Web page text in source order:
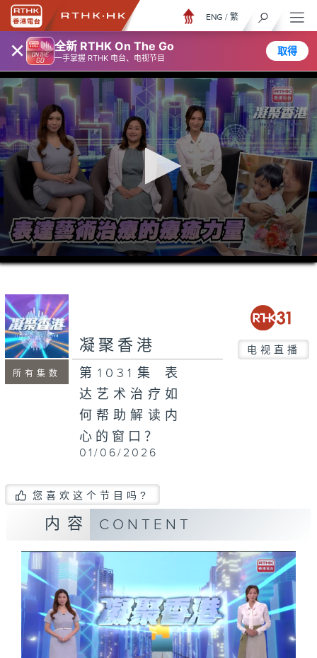
× 全新 RTHK On The Go
一手掌握 RTHK 电台、电视节目
取得
ENG / 繁
0
seconds
minutes,
6
seconds
所有集数
凝聚香港 电视直播
第1031集 表
达艺术治疗如
何帮助解读内
心的窗口？
01/06/2026
您喜欢这个节目吗?
内容 CONTENT